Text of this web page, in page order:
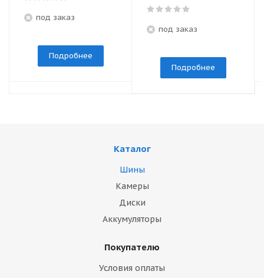
под заказ
Подробнее
под заказ
Подробнее
Каталог
Шины
Камеры
Диски
Аккумуляторы
Покупателю
Условия оплаты